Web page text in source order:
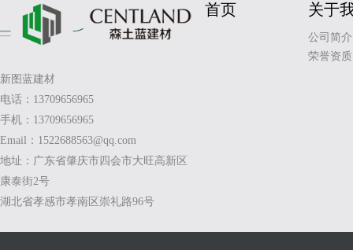
新图蓝建材
电话：13709656965
手机：13709656965
Email：1522688563@qq.com
地址：广东省肇庆市四会市大旺高新区
康泰街2号
湖北省孝感市孝南区崇礼路96号
首页 关于
公司简介
荣誉资质